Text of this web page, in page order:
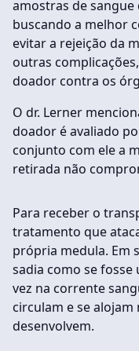
amostras de
buscando a melhor
evitar a rejeição da
outras
doador contra os
O dr. Lerner
doador é avaliado
conjunto com ele a
retirada não
Para receber o
tratamento que
própria medula. Em
sadia como se
vez na corrente
circulam e se alojam
desenvolvem.